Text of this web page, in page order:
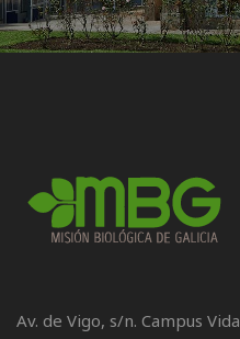
Av. de Vigo, s/n. Campus